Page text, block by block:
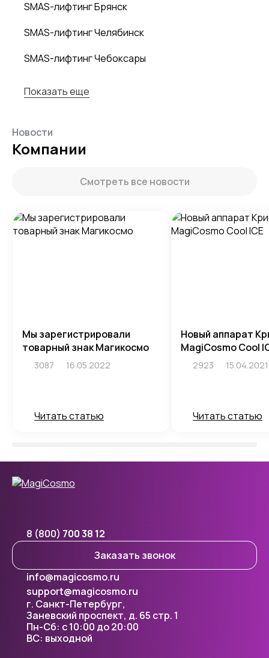
SMAS-лифтинг Брянск
SMAS-лифтинг Челябинск
SMAS-лифтинг Чебоксары
Показать еще
Новости
Компании
Смотреть все новости
Мы зарегистрировали
товарный знак Магикосмо
3087 16.05.2022
Читать статью
Новый аппарат
MagiCosmo Cool
2923 15.04.2021
Читать статью
8 (800) 700 38 12
Заказать звонок
г. Санкт-Петербург,
Заневский проспект, д. 65 стр. 1
info@magicosmo.ru
support@magicosmo.ru
Пн-Сб: с 10:00 до 20:00
ВС: выходной